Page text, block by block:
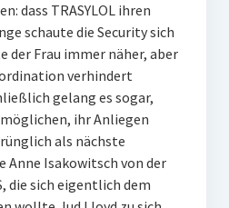
dass TRASYLOL ihren
schaute die Security sich
der Frau immer näher, aber
verhindert
gelang es sogar,
ihr Anliegen
als nächste
Anne Isakowitsch von der
die sich eigentlich dem